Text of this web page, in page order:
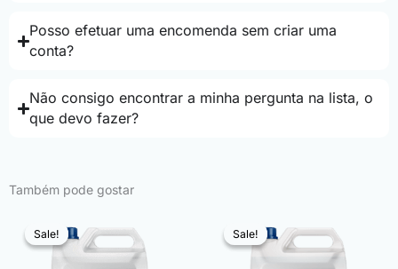
Posso efetuar uma encomenda sem criar uma
conta?
Não consigo encontrar a minha pergunta na lista, o
que devo fazer?
Também pode gostar
Sale!
Sale! Sale!
Sale!